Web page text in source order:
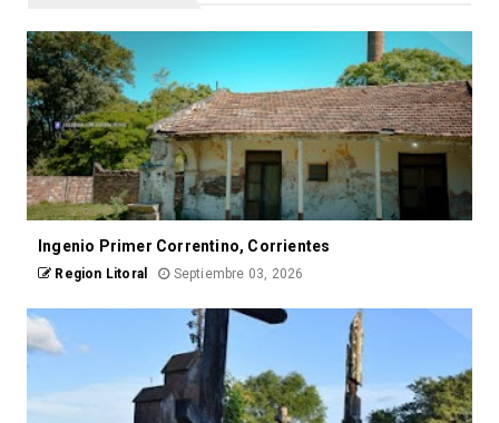
Ingenio Primer Correntino, Corrientes
Region Litoral Septiembre 03, 2026